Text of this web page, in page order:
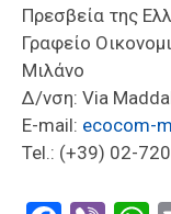
Πρεσβεία της
Γραφείο
Μιλάνο
Δ/νση: Via
E-mail: ecocom-
Tel.: (+39) 02-